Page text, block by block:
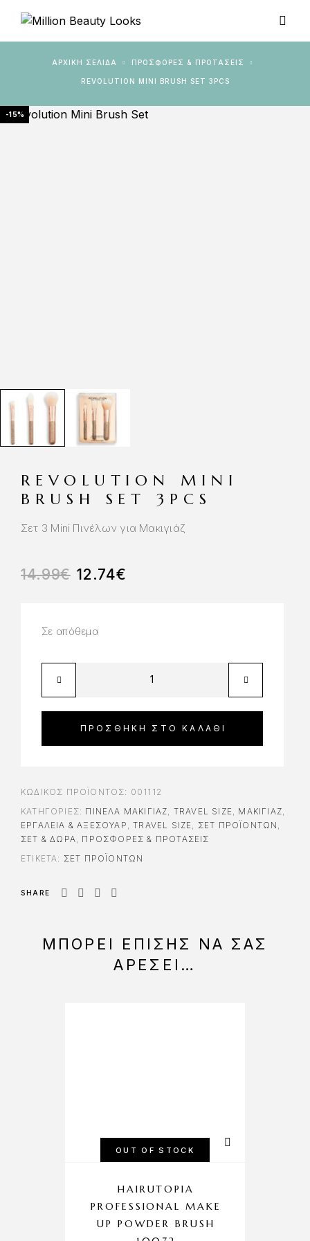
ΑΡΧΙΚΉ ΣΕΛΊΔΑ ΠΡΟΣΦΟΡΕΣ & ΠΡΟΤΑΣΕΙΣ
REVOLUTION MINI BRUSH SET 3PCS
-15%
REVOLUTION MINI
BRUSH SET 3PCS
Σετ 3 Mini Πινέλων για Μακιγιάζ
14.99€ 12.74€
Σε απόθεμα
ΠΡΟΣΘΉΚΗ ΣΤΟ ΚΑΛΆΘΙ
ΚΩΔΙΚΌΣ ΠΡΟΪΌΝΤΟΣ: 001112
ΚΑΤΗΓΟΡΊΕΣ: ΠΙΝΈΛΑ ΜΑΚΙΓΙΆΖ TRAVEL SIZE ΜΑΚΙΓΙΑΖ
ΕΡΓΑΛΕΊΑ & ΑΞΕΣΟΥΆΡ
,TRAVEL SIZE ΣΕΤ ΠΡΟΪΌΝΤΩΝ
ΣΕΤ & ΔΏΡΑ
ΠΡΟΣΦΟΡΕΣ & ΠΡΟΤΑΣΕΙΣ
ΕΤΙΚΈΤΑ: ΣΕΤ ΠΡΟΪΌΝΤΩΝ
SHARE
ΜΠΟΡΕΊ ΕΠΊΣΗΣ ΝΑ ΣΑΣ
ΑΡΈΣΕΙ…
OUT OF STOCK
HAIRUTOPIA
PROFESSIONAL MAKE
UP POWDER BRUSH